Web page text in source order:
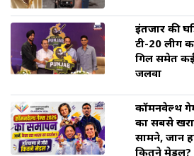
इंतजार की
टी-20 लीग
गिल समेत कई
जलवा
कॉमनवेल्थ
का सबसे
सामने, जानें